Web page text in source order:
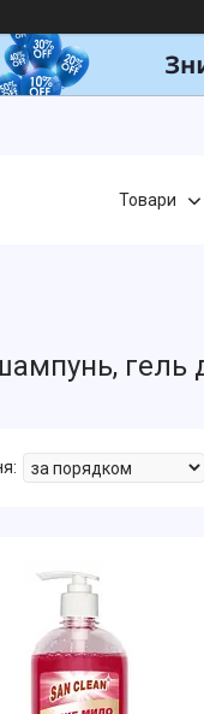
Товари
гель